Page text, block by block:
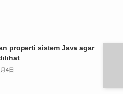
properti sistem Java agar
4日